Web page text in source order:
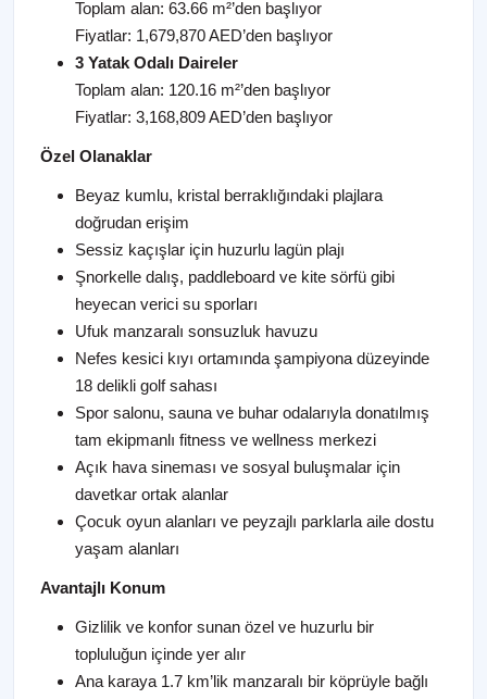
Toplam alan: 63.66 m²’den başlıyor
Fiyatlar: 1,679,870 AED’den başlıyor
3 Yatak Odalı Daireler
Toplam alan: 120.16 m²’den başlıyor
Fiyatlar: 3,168,809 AED’den başlıyor
Özel Olanaklar
Beyaz kumlu, kristal berraklığındaki plajlara
doğrudan erişim
Sessiz kaçışlar için huzurlu lagün plajı
Şnorkelle dalış, paddleboard ve kite sörfü gibi
heyecan verici su sporları
Ufuk manzaralı sonsuzluk havuzu
Nefes kesici kıyı ortamında şampiyona düzeyinde
18 delikli golf sahası
Spor salonu, sauna ve buhar odalarıyla donatılmış
tam ekipmanlı fitness ve wellness merkezi
Açık hava sineması ve sosyal buluşmalar için
davetkar ortak alanlar
Çocuk oyun alanları ve peyzajlı parklarla aile dostu
yaşam alanları
Avantajlı Konum
Gizlilik ve konfor sunan özel ve huzurlu bir
topluluğun içinde yer alır
Ana karaya 1.7 km’lik manzaralı bir köprüyle bağlı